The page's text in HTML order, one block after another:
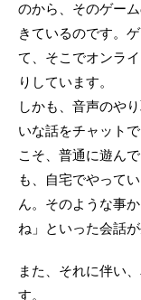
のから、そのゲー
きているのです。
て、そこでオンラ
りしています。
しかも、音声のや
いな話をチャット
こそ、普通に遊ん
も、自宅でやって
ん。そのような事
ね」といった会話
また、それに伴い
す。